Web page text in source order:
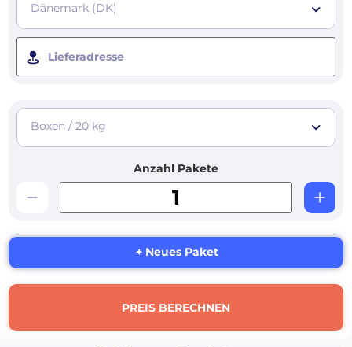
Dänemark (DK)
Lieferadresse
Boxen / 20 kg
Anzahl Pakete
+ Neues Paket
PREIS BERECHNEN